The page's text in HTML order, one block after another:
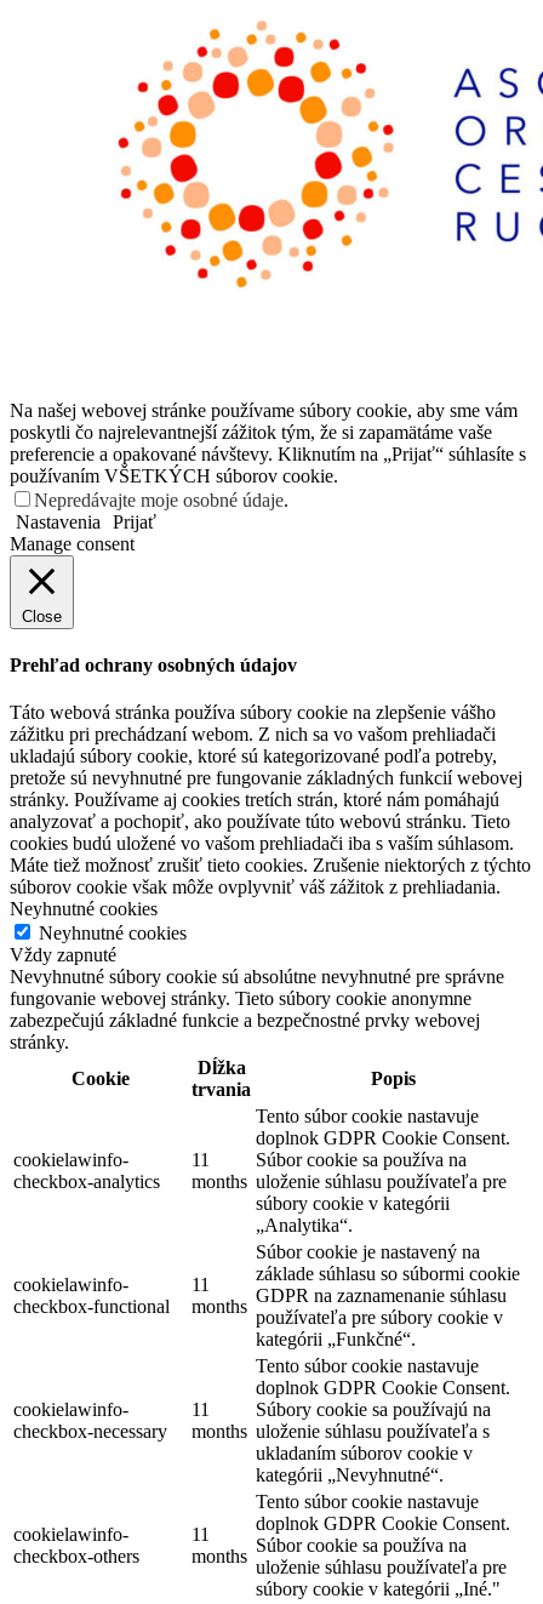
Na našej webovej stránke používame súbory cookie, aby sme vám
poskytli čo najrelevantnejší zážitok tým, že si zapamätáme vaše
preferencie a opakované návštevy. Kliknutím na „Prijať“ súhlasíte s
používaním VŠETKÝCH súborov cookie.
Nepredávajte moje osobné údaje.
Nastavenia
Prijať
Manage consent
Close
Prehľad ochrany osobných údajov
Táto webová stránka používa súbory cookie na zlepšenie vášho
zážitku pri prechádzaní webom. Z nich sa vo vašom prehliadači
ukladajú súbory cookie, ktoré sú kategorizované podľa potreby,
pretože sú nevyhnutné pre fungovanie základných funkcií webovej
stránky. Používame aj cookies tretích strán, ktoré nám pomáhajú
analyzovať a pochopiť, ako používate túto webovú stránku. Tieto
cookies budú uložené vo vašom prehliadači iba s vaším súhlasom.
Máte tiež možnosť zrušiť tieto cookies. Zrušenie niektorých z týchto
súborov cookie však môže ovplyvniť váš zážitok z prehliadania.
Neyhnutné cookies
Neyhnutné cookies
Vždy zapnuté
Nevyhnutné súbory cookie sú absolútne nevyhnutné pre správne
fungovanie webovej stránky. Tieto súbory cookie anonymne
zabezpečujú základné funkcie a bezpečnostné prvky webovej
stránky.
Cookie
Dĺžka
trvania
Popis
cookielawinfo-
checkbox-analytics
11
months
Tento súbor cookie nastavuje
doplnok GDPR Cookie Consent.
Súbor cookie sa používa na
uloženie súhlasu používateľa pre
súbory cookie v kategórii
„Analytika“.
cookielawinfo-
checkbox-functional
11
months
Súbor cookie je nastavený na
základe súhlasu so súbormi cookie
GDPR na zaznamenanie súhlasu
používateľa pre súbory cookie v
kategórii „Funkčné“.
cookielawinfo-
checkbox-necessary
11
months
Tento súbor cookie nastavuje
doplnok GDPR Cookie Consent.
Súbory cookie sa používajú na
uloženie súhlasu používateľa s
ukladaním súborov cookie v
kategórii „Nevyhnutné“.
cookielawinfo-
checkbox-others
11
months
Tento súbor cookie nastavuje
doplnok GDPR Cookie Consent.
Súbor cookie sa používa na
uloženie súhlasu používateľa pre
súbory cookie v kategórii „Iné."